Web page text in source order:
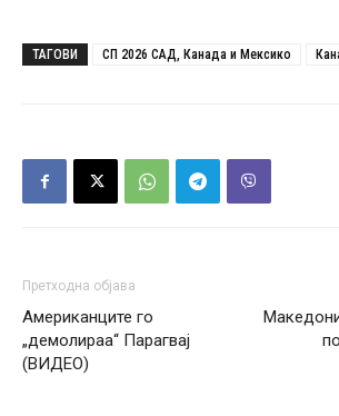
ТАГОВИ СП 2026 САД, Канада и Мексико
Претходна објава
Американците го
„демолираа“ Парагвај
(ВИДЕО)